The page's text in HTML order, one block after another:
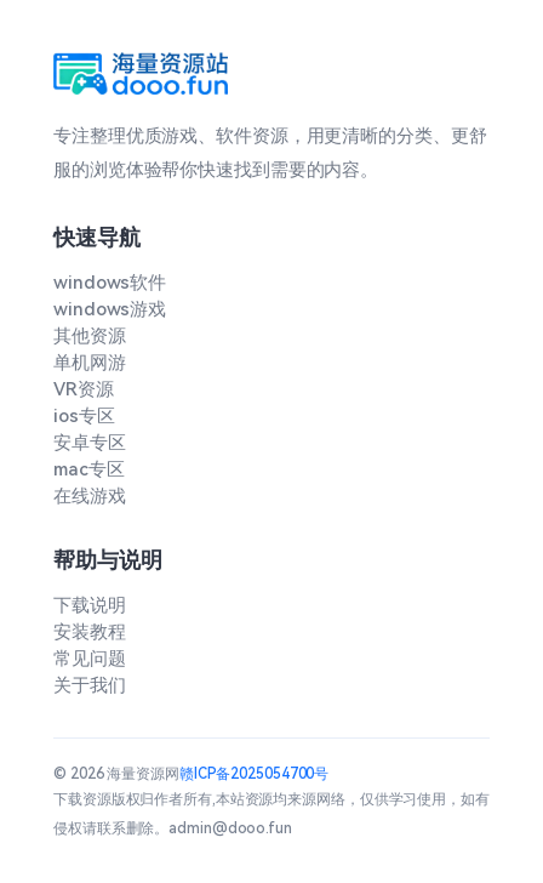
专注整理优质游戏、软件资源，用更清晰的分类、更舒
服的浏览体验帮你快速找到需要的内容。
快速导航
windows软件
windows游戏
其他资源
单机网游
VR资源
ios专区
安卓专区
mac专区
在线游戏
帮助与说明
下载说明
安装教程
常见问题
关于我们
© 2026 海量资源网赣ICP备2025054700号
下载资源版权归作者所有,本站资源均来源网络，仅供学习使用，如有
侵权请联系删除。admin@dooo.fun